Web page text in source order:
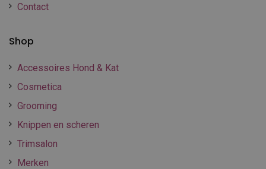
Contact
Shop
Accessoires Hond & Kat
Cosmetica
Grooming
Knippen en scheren
Trimsalon
Merken